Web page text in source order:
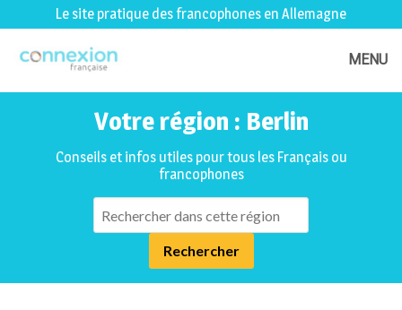
Le site pratique des francophones en Allemagne
MENU
Votre région : Berlin
Conseils et infos utiles pour tous les Français ou
francophones